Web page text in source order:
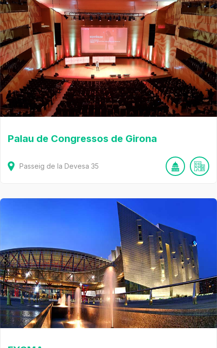
Palau de Congressos de Girona
Passeig de la Devesa 35